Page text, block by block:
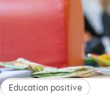
Education positive